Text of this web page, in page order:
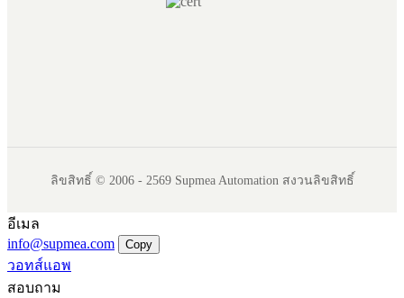
ลิขสิทธิ์ © 2006 - 2569 Supmea Automation สงวนลิขสิทธิ์
อีเมล
info@supmea.com
Copy
วอทส์แอพ
สอบถาม